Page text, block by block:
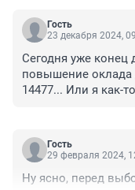
Гость
23 декабря 2024,
Сегодня уже конец
повышение оклада
14477... Или я как-
всенародно
реальной суммы в
Гость
29 февраля 2024,
Ну ясно, перед